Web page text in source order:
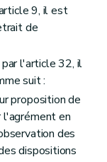
9, il est
de
l'article 32, il
suit :
proposition de
en
des
dispositions